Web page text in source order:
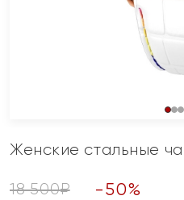
Женские стальные
18 500₽ -50%